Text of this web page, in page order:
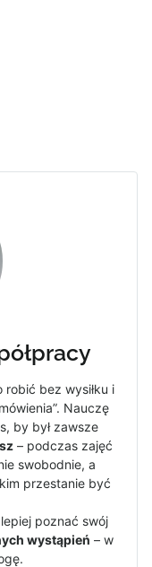
robić bez wysiłku i
Nauczę
by był zawsze
– podczas zajęć
swobodnie, a
przestanie być
poznać swój
wystąpień – w